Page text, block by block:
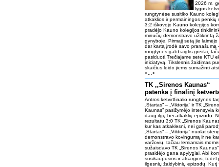
2026 m.
lygos
rungtynėse susitiko Kauno
atkaklios ir permainingos
3:2 iškovojo Kauno kolegijos
pradėjo Kauno kolegijos
minučių demonstravo užtikrintą
gynyboje. Pirmąjį setą jie
dar kartą įrodė savo pranašumą
rungtynės gali baigtis greitai,
pasiduoti.Trečiajame sete KTU
iniciatyvą. Tikslesnis žaidimas
skaičius leido jiems sumažinti
<...>
TK ,,Sirenos Kaunas“
patenka į finalinį
Antros ketvirtfinalio rungtynės
„Startas” – „Viktorija“ ir TK
Kaunas” pasižymėjo intensyvia
daug ilgų bei atkaklių epizodų.
rezultatu 3:0 TK „Sirenos
kur kas atkaklesni, nei gali
„Startas” – „Viktorija“ nuolat
demonstravo kovingumą ir ne
varžovių, tačiau lemiamais
sužaisdavo TK „Sirenos
prasidėjo gana apylygiai. Abi
susikaupusios ir atsargios, todėl
ilgesnių žaidybinių epizodų. Kurį